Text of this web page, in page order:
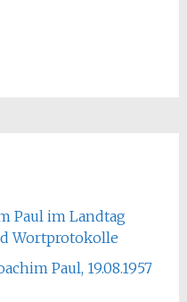
Paul im Landtag
Wortprotokolle
Paul, 19.08.1957